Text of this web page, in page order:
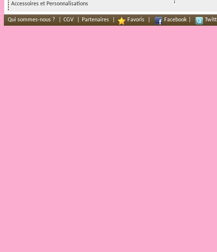
Accessoires et Personnalisations
Qui sommes-nous ? CGV Partenaires Favoris Facebook